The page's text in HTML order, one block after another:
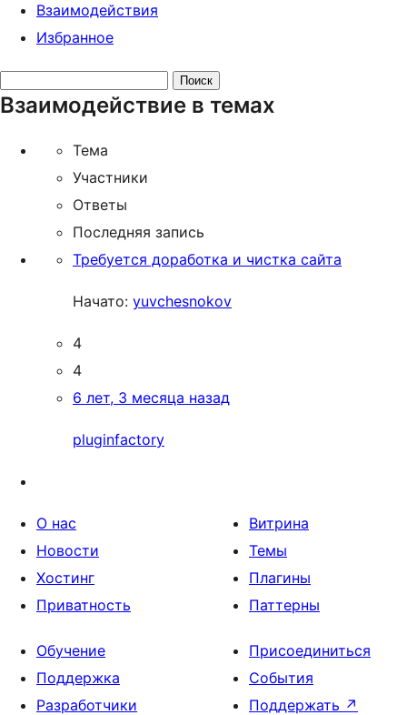
Взаимодействия
Избранное
тем:
Взаимодействие в темах
Тема
Участники
Ответы
Последняя запись
Требуется доработка и чистка сайта
Начато: yuvchesnokov
4
4
6 лет, 3 месяца назад
pluginfactory
О нас
Новости
Хостинг
Приватность
Витрина
Темы
Плагины
Паттерны
Обучение
Поддержка
Разработчики
Присоединиться
События
Поддержать ↗